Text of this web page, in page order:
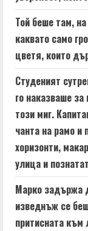
a
d
i
n
g
Той беше там,
каквато само
цветя, които
Студеният
го наказваше
този миг.
чанта на рамо и
хоризонти,
улица и
Марко задържа
изведнъж се
притисната към